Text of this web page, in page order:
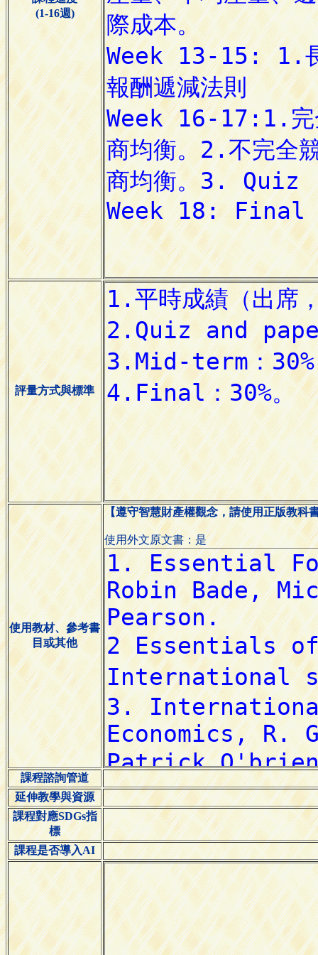
(1-16週)
評量方式與標準
使用教材、參考書
目或其他
【遵守智慧財產權觀念，請使用正版教科
使用外文原文書：是
課程諮詢管道
延伸教學與資源
課程對應SDGs指
標
課程是否導入AI